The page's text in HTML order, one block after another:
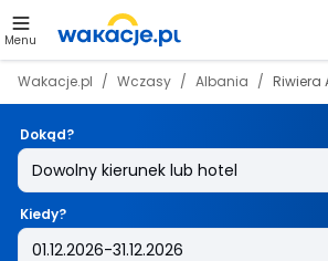
Menu
Wakacje.pl Wczasy Albania Riwiera
Dokąd?
Kiedy?